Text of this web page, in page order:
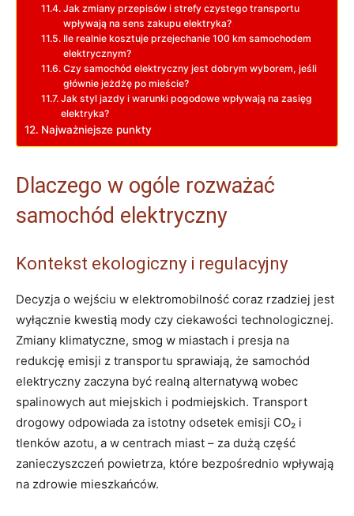
Jak zmiany przepisów i strefy czystego transportu
wpływają na sens zakupu elektryka?
Ile realnie kosztuje przejechanie 100 km samochodem
elektrycznym?
Czy samochód elektryczny jest dobrym wyborem, jeśli
głównie jeżdżę po mieście?
Jak styl jazdy i warunki pogodowe wpływają na zasięg
elektryka?
Najważniejsze punkty
Dlaczego w ogóle rozważać
samochód elektryczny
Kontekst ekologiczny i regulacyjny
Decyzja o wejściu w elektromobilność coraz rzadziej jest
wyłącznie kwestią mody czy ciekawości technologicznej.
Zmiany klimatyczne, smog w miastach i presja na
redukcję emisji z transportu sprawiają, że samochód
elektryczny zaczyna być realną alternatywą wobec
spalinowych aut miejskich i podmiejskich. Transport
drogowy odpowiada za istotny odsetek emisji CO₂ i
tlenków azotu, a w centrach miast – za dużą część
zanieczyszczeń powietrza, które bezpośrednio wpływają
na zdrowie mieszkańców.